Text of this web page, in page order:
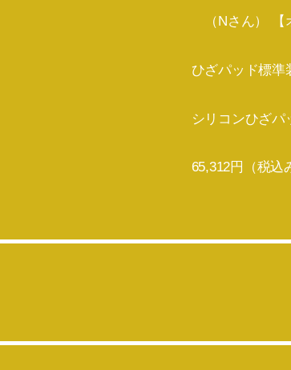
（Nさん） 【
ひざパッド標
シリコンひざパ
65,312円（税込